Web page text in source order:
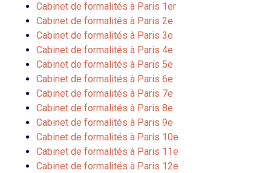
Cabinet de formalités à Paris 1er
Cabinet de formalités à Paris 2e
Cabinet de formalités à Paris 3e
Cabinet de formalités à Paris 4e
Cabinet de formalités à Paris 5e
Cabinet de formalités à Paris 6e
Cabinet de formalités à Paris 7e
Cabinet de formalités à Paris 8e
Cabinet de formalités à Paris 9e
Cabinet de formalités à Paris 10e
Cabinet de formalités à Paris 11e
Cabinet de formalités à Paris 12e